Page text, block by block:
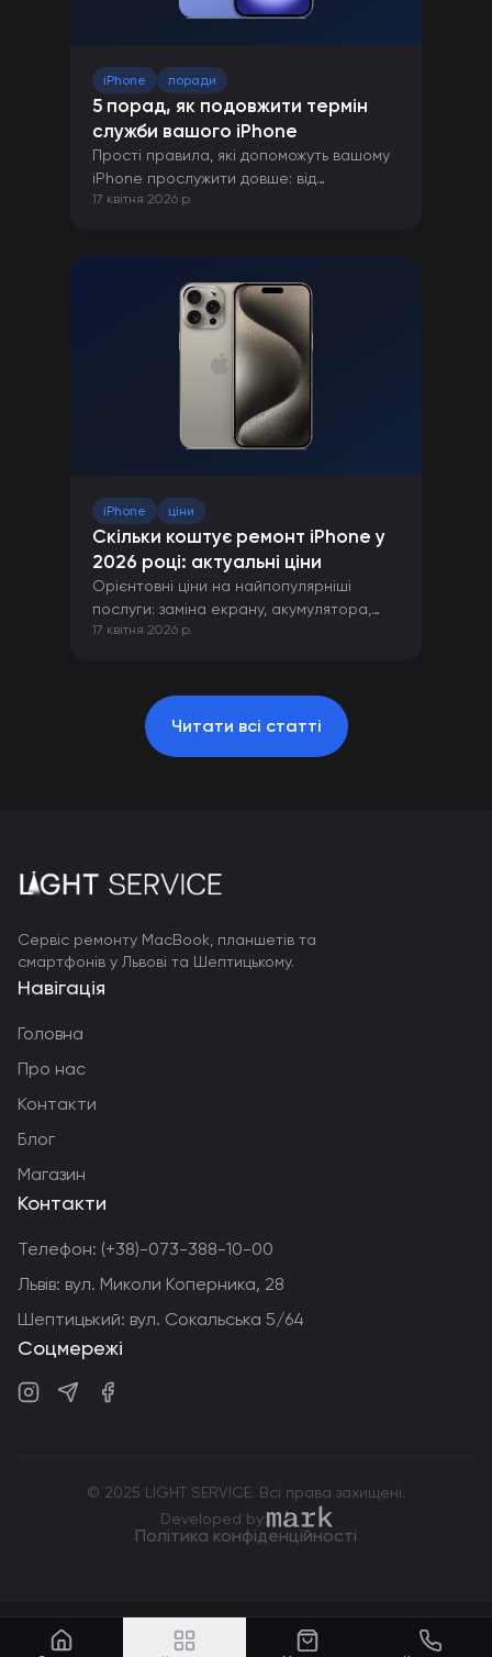
iPhone поради
5 порад, як подовжити термін
служби вашого iPhone
Прості правила, які допоможуть вашому
iPhone прослужити довше: від
правильної зарядки до захисту від
17 квітня 2026 р.
iPhone ціни
Скільки коштує ремонт iPhone у
2026 році: актуальні ціни
Орієнтовні ціни на найпопулярніші
послуги: заміна екрану, акумулятора,
камери та інших компонентів iPhone.
17 квітня 2026 р.
Читати всі статті
Сервіс ремонту MacBook, планшетів та
смартфонів у Львові та Шептицькому.
Навігація
Головна
Про нас
Контакти
Блог
Магазин
Контакти
Телефон: (+38)-073-388-10-00
Львів: вул. Миколи Коперника, 28
Шептицький: вул. Сокальська 5/64
Соцмережі
© 2025 LIGHT SERVICE. Всі права захищені.
Developed by:markdev.agency
Політика конфіденційності